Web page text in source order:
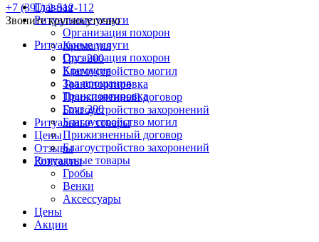
Главная
Ритуальные услуги
Организация похорон
Кремация
Груз 200
Благоустройство могил
Транспортировка
Прижизненный договор
Благоустройство захоронений
Ритуальные товары
Цены
Отзывы
Контакты
+7 (391) 2-512-112
Звоните круглосуточно
Ритуальные услуги
Организация похорон
Кремация
Зал прощания
Транспортировка
Груз 200
Благоустройство могил
Прижизненный договор
Благоустройство захоронений
Ритуальные товары
Гробы
Венки
Аксессуары
Цены
Акции